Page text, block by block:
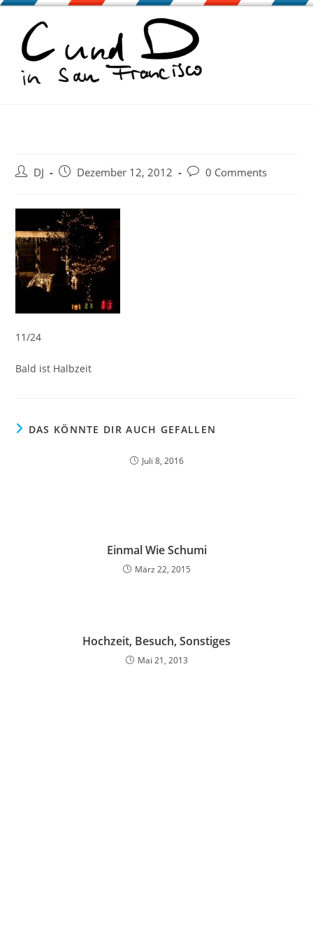
Zum
springen
Beitrags-
DJ
BeitragDezember 12, 2012
Beitrags-
0 Comments
11/24
Bald ist Halbzeit
DAS KÖNNTE DIR AUCH GEFALLEN
Juli 8, 2016
Einmal Wie Schumi
März 22, 2015
Hochzeit, Besuch, Sonstiges
Mai 21, 2013